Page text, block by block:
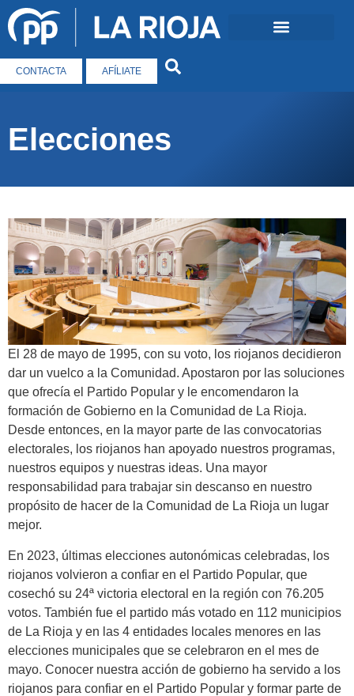
CONTACTA AFÍLIATE
Elecciones
El 28 de mayo de 1995, con su voto, los riojanos decidieron
dar un vuelco a la Comunidad. Apostaron por las soluciones
que ofrecía el Partido Popular y le encomendaron la
formación de Gobierno en la Comunidad de La Rioja.
Desde entonces, en la mayor parte de las convocatorias
electorales, los riojanos han apoyado nuestros programas,
nuestros equipos y nuestras ideas. Una mayor
responsabilidad para trabajar sin descanso en nuestro
propósito de hacer de la Comunidad de La Rioja un lugar
mejor.
En 2023, últimas elecciones autonómicas celebradas, los
riojanos volvieron a confiar en el Partido Popular, que
cosechó su 24ª victoria electoral en la región con 76.205
votos. También fue el partido más votado en 112 municipios
de La Rioja y en las 4 entidades locales menores en las
elecciones municipales que se celebraron en el mes de
mayo. Conocer nuestra acción de gobierno ha servido a los
riojanos para confiar en el Partido Popular y formar parte de